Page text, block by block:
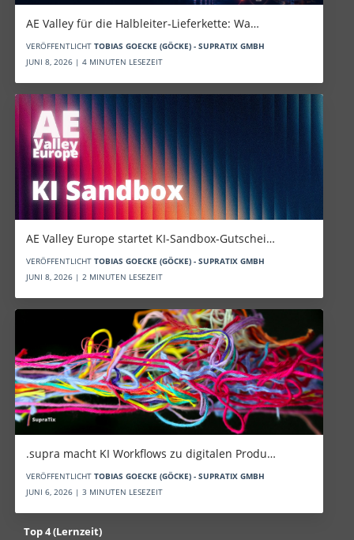
AE Valley für die Halbleiter-Lieferkette: Wa…
VERÖFFENTLICHT TOBIAS GOECKE (GÖCKE) - SUPRATIX GMBH
JUNI 8, 2026 | 4 MINUTEN LESEZEIT
AE Valley Europe startet KI-Sandbox-Gutschei…
VERÖFFENTLICHT TOBIAS GOECKE (GÖCKE) - SUPRATIX GMBH
JUNI 8, 2026 | 2 MINUTEN LESEZEIT
.supra macht KI Workflows zu digitalen Produ…
VERÖFFENTLICHT TOBIAS GOECKE (GÖCKE) - SUPRATIX GMBH
JUNI 6, 2026 | 3 MINUTEN LESEZEIT
Top 4 (Lernzeit)